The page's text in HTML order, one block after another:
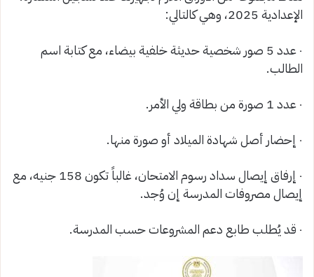
الإعدادية 2025، وهي كالتالي:
٠ عدد 5 صور شخصية حديثة خلفية بيضاء، مع كتابة اسم
الطالب.
٠ عدد 1 صورة من بطاقة ولي الأمر.
٠ إحضار أصل شهادة الميلاد أو صورة منها.
٠ إرفاق إيصال سداد رسوم الامتحان، غالباً تكون 158 جنيه، مع
إيصال مصروفات المدرسة إن وُجد.
٠ قد يُطلب طابع دعم المشروعات حسب المدرسة.